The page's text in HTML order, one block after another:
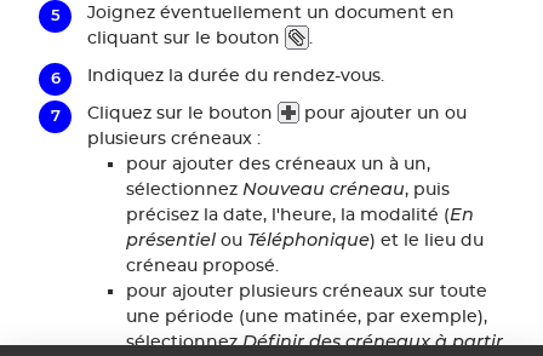
Joignez éventuellement un document en
cliquant sur le bouton
.
Indiquez la durée du rendez-vous.
Cliquez sur le bouton
pour ajouter un ou
plusieurs créneaux :
pour ajouter des créneaux un à un,
sélectionnez Nouveau créneau, puis
précisez la date, l'heure, la modalité (En
présentiel ou Téléphonique) et le lieu du
créneau proposé.
pour ajouter plusieurs créneaux sur toute
une période (une matinée, par exemple),
sélectionnezDéfinir des créneaux à partir